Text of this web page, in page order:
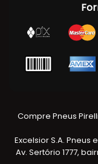
Compre Pneus
Excelsior S.A. Pneus
Av. Sertório 1777,